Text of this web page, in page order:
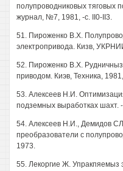
полупроводниковых тяговых
журнал, №7, 1981, -с. II0-II3.
51. Пироженко В.Х.
электропривода. Кизв,
52. Пироженко В.Х.
приводом. Киэв, Техника,
53. Алексеев Н.И.
подземных выработках шахт.
54. Алексеев Н.И., Демидов
преобразователи с
1973.
55. Лекоргие Ж. Упракпяемыз